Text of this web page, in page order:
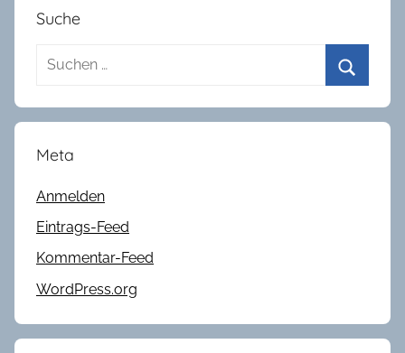
w
Suche
Suchen
Suchen
Meta
Anmelden
Eintrags-Feed
Kommentar-Feed
WordPress.org